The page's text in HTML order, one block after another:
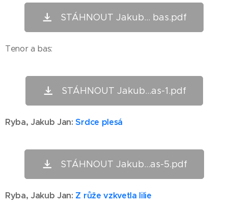
STÁHNOUT Jakub... bas.pdf
Tenor a bas:
STÁHNOUT Jakub...as-1.pdf
Ryba, Jakub Jan: Srdce plesá
STÁHNOUT Jakub...as-5.pdf
Ryba, Jakub Jan: Z růže vzkvetla lilie